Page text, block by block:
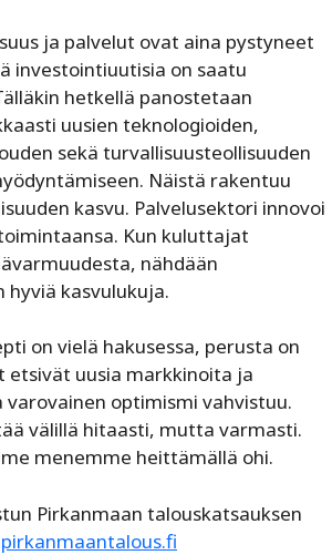
ja palvelut ovat aina pystyneet
investointiuutisia on saatu
hetkellä panostetaan
uusien teknologioiden,
sekä turvallisuusteollisuuden
Näistä rakentuu
kasvu. Palvelusektori innovoi
Kun kuluttajat
nähdään
hyviä kasvulukuja.
on vielä hakusessa, perusta on
etsivät uusia markkinoita ja
optimismi vahvistuu.
välillä hitaasti, mutta varmasti.
menemme heittämällä ohi.
Pirkanmaan talouskatsauksen
pirkanmaantalous.fi